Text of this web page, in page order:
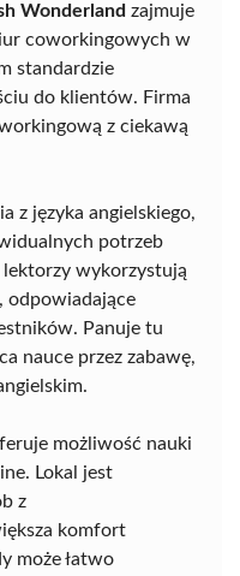
Wonderland zajmuje
coworkingowych w
standardzie
do klientów. Firma
z ciekawą
z języka angielskiego,
potrzeb
lektorzy wykorzystują
odpowiadające
Panuje tu
nauce przez zabawę,
możliwość nauki
Lokal jest
z
komfort
może łatwo